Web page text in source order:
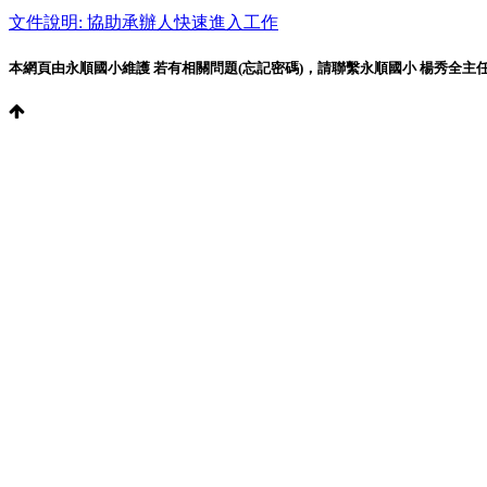
文件說明: 協助承辦人快速進入工作
本網頁由永順國小維護 若有相關問題(忘記密碼)，請聯繫永順國小 楊秀全主